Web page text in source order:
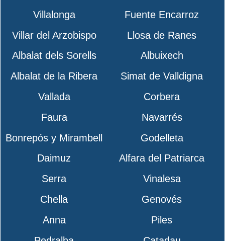
Villalonga
Fuente Encarroz
Villar del Arzobispo
Llosa de Ranes
Albalat dels Sorells
Albuixech
Albalat de la Ribera
Simat de Valldigna
Vallada
Corbera
Faura
Navarrés
Bonrepós y Mirambell
Godelleta
Daimuz
Alfara del Patriarca
Serra
Vinalesa
Chella
Genovés
Anna
Piles